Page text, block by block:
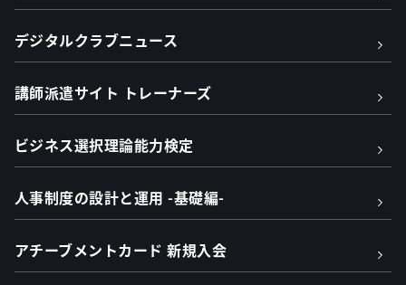
デジタルクラブニュース
講師派遣サイト トレーナーズ
ビジネス選択理論能力検定
人事制度の設計と運用 -基礎編-
アチーブメントカード 新規入会